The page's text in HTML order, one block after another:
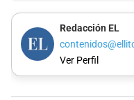
Redacción EL
Ver Perfil